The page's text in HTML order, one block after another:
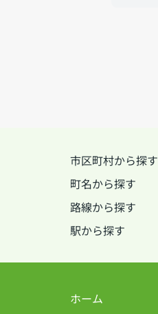
市区町村から探す
町名から探す
路線から探す
駅から探す
ホーム